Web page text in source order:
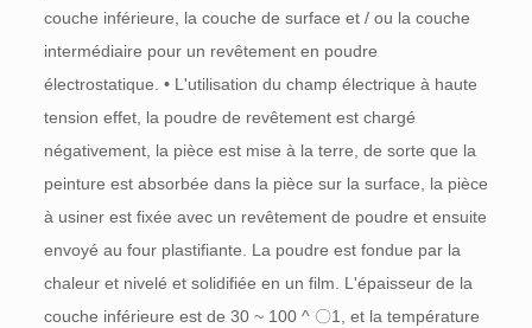
couche inférieure, la couche de surface et / ou la couche
intermédiaire pour un revêtement en poudre
électrostatique. • L'utilisation du champ électrique à haute
tension effet, la poudre de revêtement est chargé
négativement, la pièce est mise à la terre, de sorte que la
peinture est absorbée dans la pièce sur la surface, la pièce
à usiner est fixée avec un revêtement de poudre et ensuite
envoyé au four plastifiante. La poudre est fondue par la
chaleur et nivelé et solidifiée en un film. L'épaisseur de la
couche inférieure est de 30 ~ 100 ^ 〇1, et la température